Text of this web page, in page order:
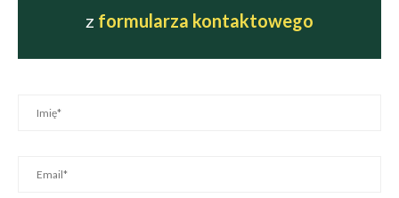
z formularza kontaktowego